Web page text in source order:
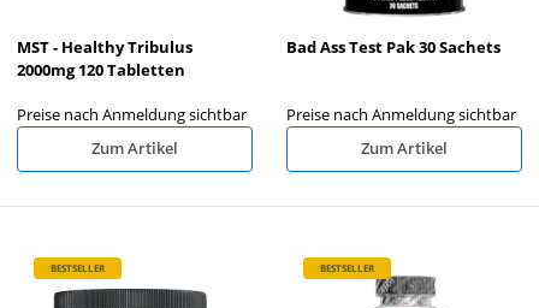
MST - Healthy Tribulus
2000mg 120 Tabletten
Preise nach Anmeldung sichtbar
Zum Artikel
Bad Ass Test Pak 30 Sachets
Preise nach Anmeldung sichtbar
Zum Artikel
BESTSELLER BESTSELLER